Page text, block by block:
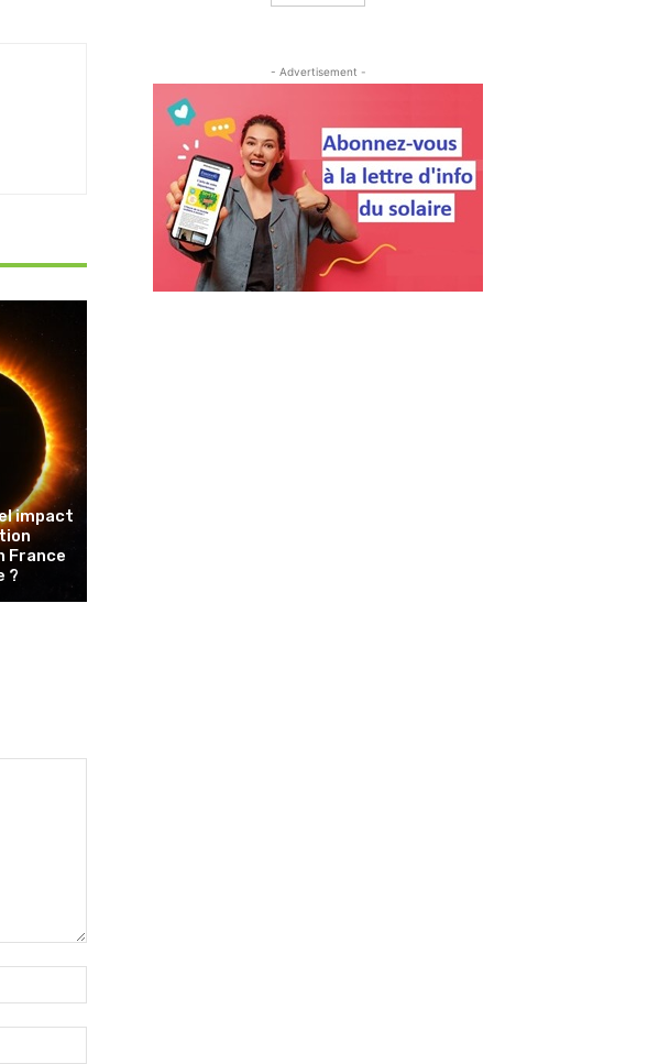
impact
France
?
:*
- Advertisement -